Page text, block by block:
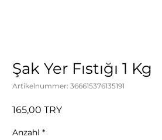
Şak Yer Fıstığı 1 Kg
Artikelnummer: 366615376135191
165,00 TRYPreis
Anzahl *